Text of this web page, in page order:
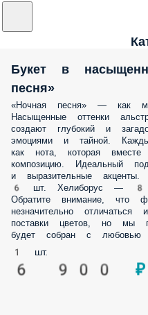
Букет в
песня»
«Ночная песня» — как
Насыщенные оттенки
создают глубокий и
эмоциями и тайной.
как нота, которая
композицию. Идеальный
и выразительные
6 шт. Хелиборус —
Обратите внимание, что
незначительно отличаться
поставки цветов, но мы
будет собран с
1 шт.
6 900 ₽